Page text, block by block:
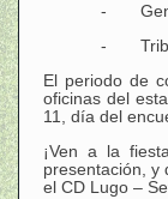
-
-
El periodo de
oficinas del
11, día del
¡Ven a la
presentación, y
el CD Lugo –